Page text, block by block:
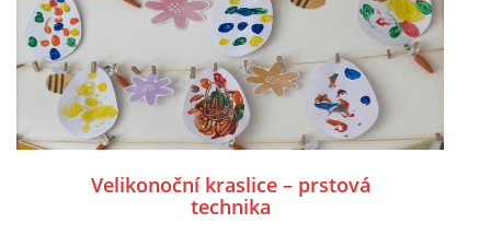
POZITIVNÍ AFIRMACE PRO DĚTI
PSYCHOHYGIENA PRO UČITELKY
UČITELSKÁ SEBEREFLEXE
Velikonoční kraslice – prstová
technika